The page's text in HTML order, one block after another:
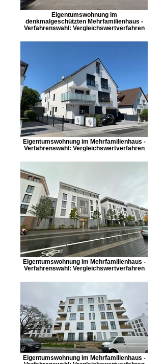
Eigentumswohnung im
denkmalgeschützten Mehrfamilienhaus -
Verfahrenswahl: Vergleichswertverfahren
Eigentumswohnung im Mehrfamilienhaus -
Verfahrenswahl: Vergleichswertverfahren
Eigentumswohnung im Mehrfamilienhaus -
Verfahrenswahl: Vergleichswertverfahren
Eigentumswohnung im Mehrfamilienhaus -